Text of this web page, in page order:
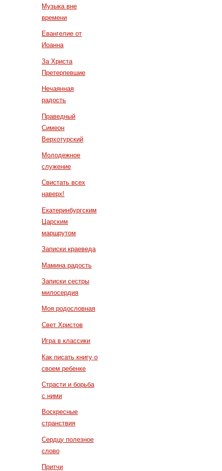
Музыка вне
времени
Евангелие от
Иоанна
За Христа
Претерпевшие
Нечаянная
радость
Праведный
Симеон
Верхотурский
Молодежное
служение
Свистать всех
наверх!
Екатеринбургским
Царским
маршрутом
Записки краеведа
Мамина радость
Записки сестры
милосердия
Моя родословная
Свет Христов
Игра в классики
Как писать книгу о
своем ребенке
Страсти и борьба
с ними
Воскресные
странствия
Сердцу полезное
слово
Притчи